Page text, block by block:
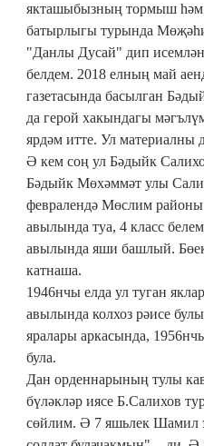
якташыбызның тормыш
батырлыгы турында
"Данлы Дусай" дип
белдем. 2018 елның май
газетасында басылган
да герой хакындагы
ярдәм итте. Ул материалны
Ә кем соң ул Бәдыйк
Бәдыйк Мөхәммәт улы
февралендә Мөслим районы
авылында туа, 4 класс
авылында яши башлый.
катнаша.
1946нчы елда ул туган
авылында колхоз рәисе
яралары аркасында,
була.
Дан орденнарының тулы
бүләкләр иясе Б.Салихов
сөйлим. Ә 7 яшьлек Шамил